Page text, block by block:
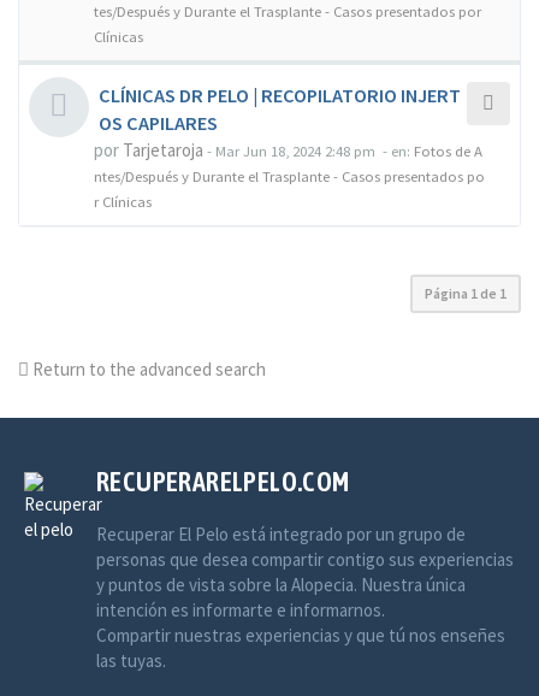
tes/Después y Durante el Trasplante - Casos presentados por
Clínicas
CLÍNICAS DR PELO | RECOPILATORIO INJERT
OS CAPILARES
por Tarjetaroja - Mar Jun 18, 2024 2:48 pm - en: Fotos de A
ntes/Después y Durante el Trasplante - Casos presentados po
r Clínicas
Página 1 de 1
Return to the advanced search
RECUPERARELPELO.COM
Recuperar El Pelo está integrado por un grupo de
personas que desea compartir contigo sus experiencias
y puntos de vista sobre la Alopecia. Nuestra única
intención es informarte e informarnos.
Compartir nuestras experiencias y que tú nos enseñes
las tuyas.